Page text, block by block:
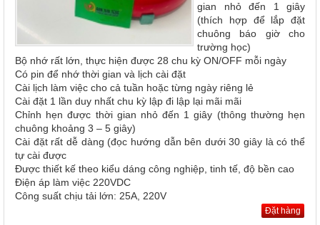
gian nhỏ đến 1 giây
(thích hợp để lắp đặt
chuông báo giờ cho
trường học)
Bộ nhớ rất lớn, thực hiện được 28 chu kỳ ON/OFF mỗi ngày
Có pin để nhớ thời gian và lịch cài đặt
Cài lịch làm việc cho cả tuần hoặc từng ngày riêng lẻ
Cài đặt 1 lần duy nhất chu kỳ lập đi lập lại mãi mãi
Chỉnh hẹn được thời gian nhỏ đến 1 giây (thông thường hẹn
chuông khoảng 3 – 5 giây)
Cài đặt rất dễ dàng (đọc hướng dẫn bên dưới 30 giây là có thể
tự cài được
Được thiết kế theo kiểu dáng công nghiệp, tinh tế, độ bền cao
Điện áp làm việc 220VDC
Công suất chịu tải lớn: 25A, 220V
Đặt hàng